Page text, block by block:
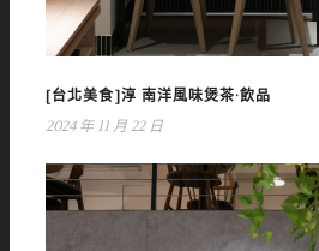
[台北美食]淳 南洋風味煲茶·飲品
2024 年 11 月 22 日